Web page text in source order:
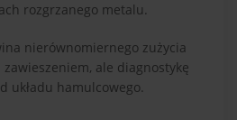
rozgrzanego metalu.
nierównomiernego zużycia
ale diagnostykę
układu hamulcowego.